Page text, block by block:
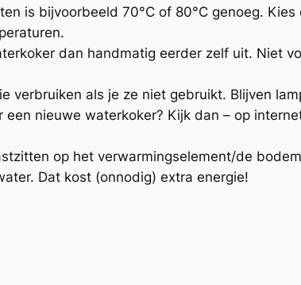
is bijvoorbeeld 70°C of 80°C genoeg.
dan handmatig eerder zelf uit. Niet
verbruiken als je ze niet gebruikt. Blijven
nieuwe waterkoker? Kijk dan – op
op het verwarmingselement/de
Dat kost (onnodig) extra energie!